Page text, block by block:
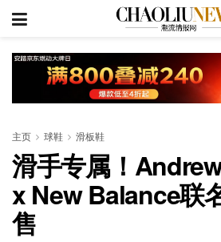
主页 球鞋 滑板鞋
滑手专属！
x New Balance联
售